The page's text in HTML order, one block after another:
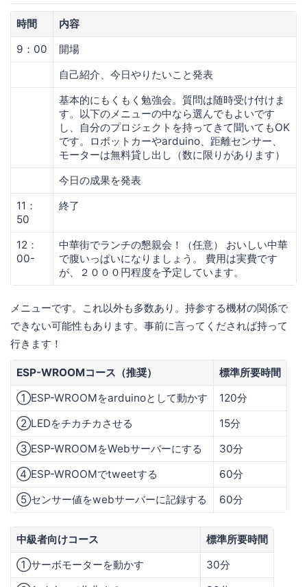
時間
内容
9：00
開場
自己紹介、今日やりたいこと発表
基本的にもくもく勉強会。質問は随時受け付けま
す。以下のメニューの中なら選んでもよいです
し、自分のプロジェクトを持ってきて聞いてもOK
です。ロボットカーやarduino、距離センサー、
モーターは無料貸し出し（数に限りがあります）
今日の成果を発表
11：
50
終了
12：
00-
中華街でランチの懇親会！（任意） おいしい中華
で腹いっぱいになりましょう。 費用は実費です
が、２０００円程度を予定しています。
メニューです。これ以外も多数あり。持参する機材の関係で
できない可能性もあります。事前に言ってくだされば持って
行きます！
ESP-WROOMコース（推奨）
標準所要時間
①ESP-WROOMをarduinoとして動かす
120分
②LEDをチカチカさせる
15分
③ESP-WROOMをWebサーバーにする
30分
④ESP-WROOMでtweetする
60分
⑤センサー値をwebサーバーに記録する
60分
中級者向けコース
標準所要時間
①サーボモーターを動かす
30分